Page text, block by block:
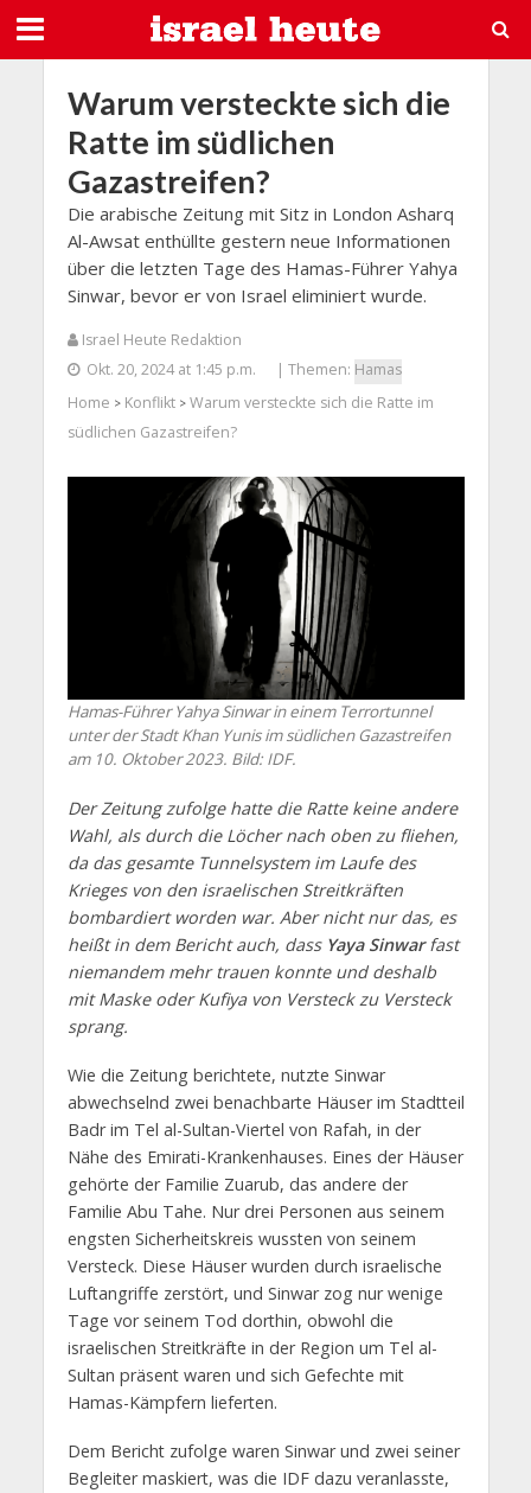
Warum versteckte sich die
Ratte im südlichen
Gazastreifen?
Die arabische Zeitung mit Sitz in London Asharq
Al-Awsat enthüllte gestern neue Informationen
über die letzten Tage des Hamas-Führer Yahya
Sinwar, bevor er von Israel eliminiert wurde.
Israel Heute Redaktion
Okt. 20, 2024 at 1:45 p.m.
| Themen: Hamas
Home > Konflikt> Warum versteckte sich die Ratte im
südlichen Gazastreifen?
Hamas-Führer Yahya Sinwar in einem Terrortunnel
unter der Stadt Khan Yunis im südlichen Gazastreifen
am 10. Oktober 2023. Bild: IDF.
Der Zeitung zufolge hatte die Ratte keine andere
Wahl, als durch die Löcher nach oben zu fliehen,
da das gesamte Tunnelsystem im Laufe des
Krieges von den israelischen Streitkräften
bombardiert worden war. Aber nicht nur das, es
heißt in dem Bericht auch, dass Yaya Sinwarfast
niemandem mehr trauen konnte und deshalb
mit Maske oder Kufiya von Versteck zu Versteck
sprang.
Wie die Zeitung berichtete, nutzte Sinwar
abwechselnd zwei benachbarte Häuser im Stadtteil
Badr im Tel al-Sultan-Viertel von Rafah, in der
Nähe des Emirati-Krankenhauses. Eines der Häuser
gehörte der Familie Zuarub, das andere der
Familie Abu Tahe. Nur drei Personen aus seinem
engsten Sicherheitskreis wussten von seinem
Versteck. Diese Häuser wurden durch israelische
Luftangriffe zerstört, und Sinwar zog nur wenige
Tage vor seinem Tod dorthin, obwohl die
israelischen Streitkräfte in der Region um Tel al-
Sultan präsent waren und sich Gefechte mit
Hamas-Kämpfern lieferten.
Dem Bericht zufolge waren Sinwar und zwei seiner
Begleiter maskiert, was die IDF dazu veranlasste,